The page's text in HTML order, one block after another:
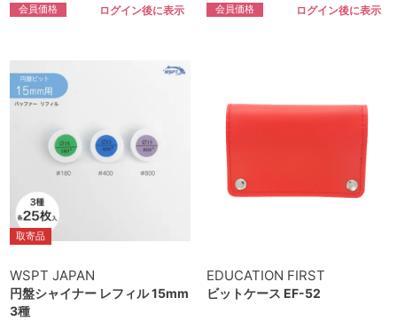
会員価格 ログイン後に表示 会員価格 ログイン後に表示
取寄品
WSPT JAPAN
円盤シャイナー レフィル 15mm
3種
EDUCATION FIRST
ビットケース EF-52